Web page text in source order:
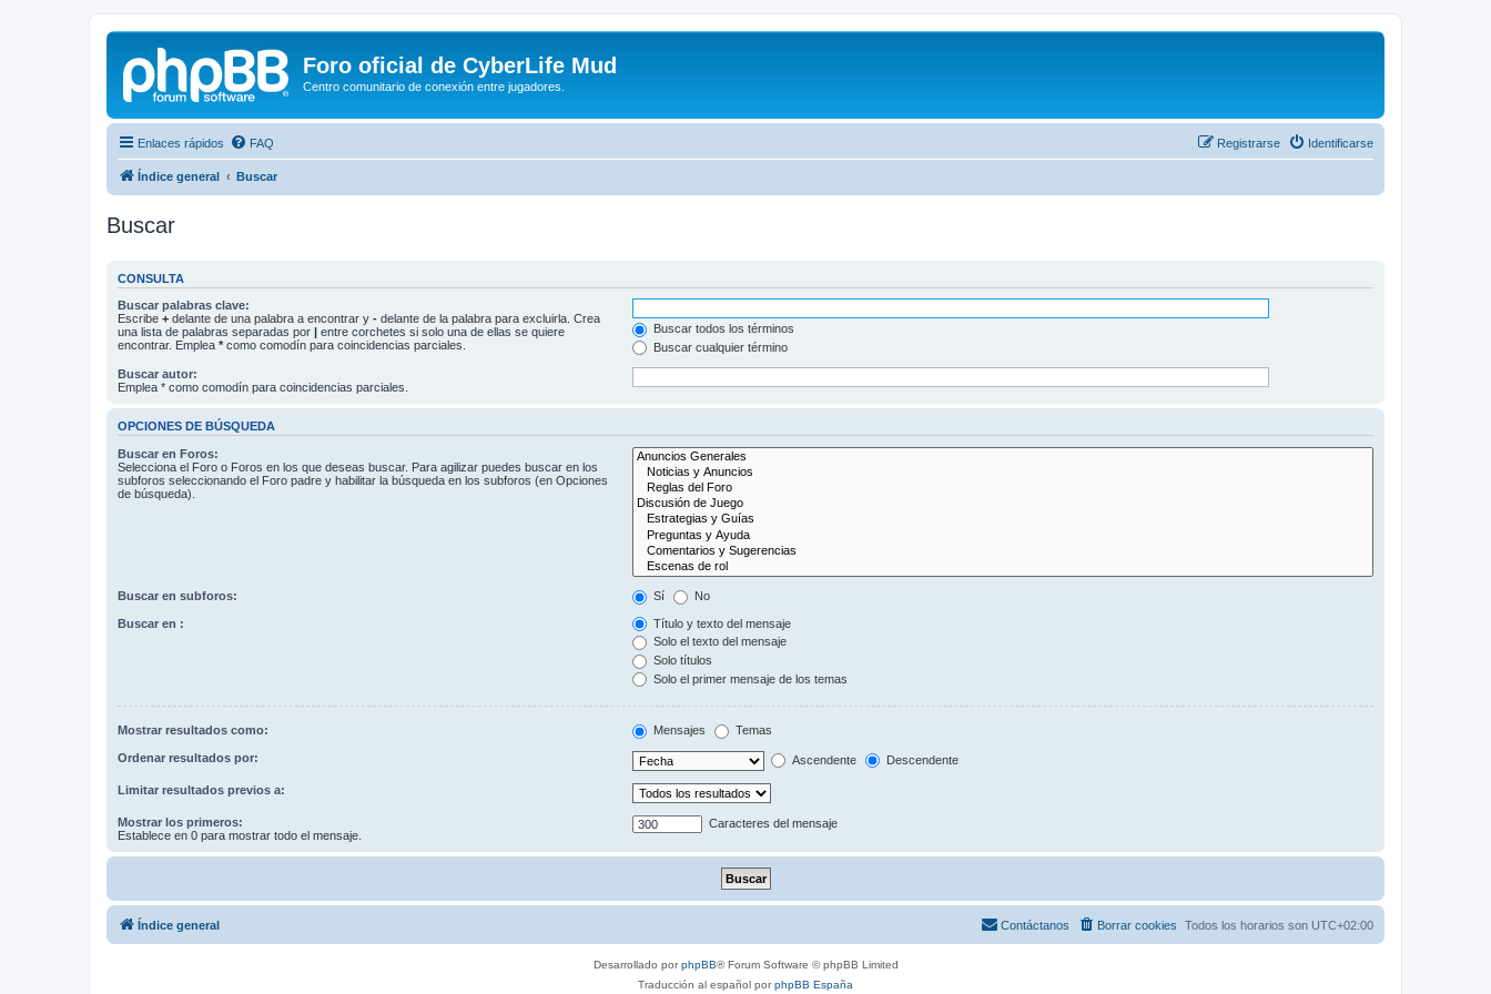
Foro oficial de CyberLife Mud
Centro comunitario de conexión entre jugadores.
Enlaces rápidos FAQ Identificarse
Registrarse
Índice general Buscar
Buscar
CONSULTA
Buscar palabras clave:
Escribe + delante de una palabra a encontrar y - delante de la palabra para excluirla. Crea
una lista de palabras separadas por | entre corchetes si solo una de ellas se quiere
encontrar. Emplea * como comodín para coincidencias parciales.
Buscar todos los términos
Buscar cualquier término
Buscar autor:
Emplea * como comodín para coincidencias parciales.
OPCIONES DE BÚSQUEDA
Buscar en Foros:
Selecciona el Foro o Foros en los que deseas buscar. Para agilizar puedes buscar en los
subforos seleccionando el Foro padre y habilitar la búsqueda en los subforos (en Opciones
de búsqueda).
Buscar en subforos: Sí No
Buscar en :
Título y texto del mensaje
Solo el texto del mensaje
Solo títulos
Solo el primer mensaje de los temas
Mostrar resultados como: Mensajes Temas
Ordenar resultados por: Ascendente Descendente
Limitar resultados previos a:
Mostrar los primeros:
Establece en 0 para mostrar todo el mensaje.
Caracteres del mensaje
Índice general Todos los horarios son UTC+02:00
Borrar cookies
Contáctanos
Desarrollado porphpBB® Forum Software © phpBB Limited
Traducción al español porphpBB España